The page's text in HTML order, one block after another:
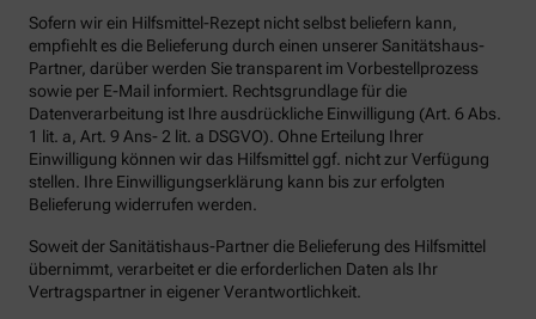
Sofern wir ein Hilfsmittel-Rezept nicht selbst beliefern kann,
empfiehlt es die Belieferung durch einen unserer Sanitätshaus-
Partner, darüber werden Sie transparent im Vorbestellprozess
sowie per E-Mail informiert. Rechtsgrundlage für die
Datenverarbeitung ist Ihre ausdrückliche Einwilligung (Art. 6 Abs.
1 lit. a, Art. 9 Ans- 2 lit. a DSGVO). Ohne Erteilung Ihrer
Einwilligung können wir das Hilfsmittel ggf. nicht zur Verfügung
stellen. Ihre Einwilligungserklärung kann bis zur erfolgten
Belieferung widerrufen werden.
Soweit der Sanitätishaus-Partner die Belieferung des Hilfsmittel
übernimmt, verarbeitet er die erforderlichen Daten als Ihr
Vertragspartner in eigener Verantwortlichkeit.